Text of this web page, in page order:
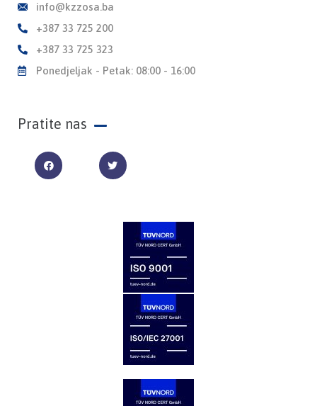
info@kzzosa.ba
+387 33 725 200
+387 33 725 323
Ponedjeljak - Petak: 08:00 - 16:00
Pratite nas